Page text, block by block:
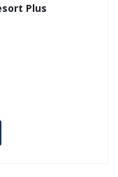
Plus